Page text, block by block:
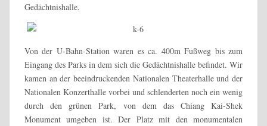
Gedächtnishalle.
Von der U-Bahn-Station waren es ca. 400m Fußweg bis zum
Eingang des Parks in dem sich die Gedächtnishalle befindet. Wir
kamen an der beeindruckenden Nationalen Theaterhalle und der
Nationalen Konzerthalle vorbei und schlenderten noch ein wenig
durch den grünen Park, von dem das Chiang Kai-Shek
Monument umgeben ist. Der Platz mit den monumentalen